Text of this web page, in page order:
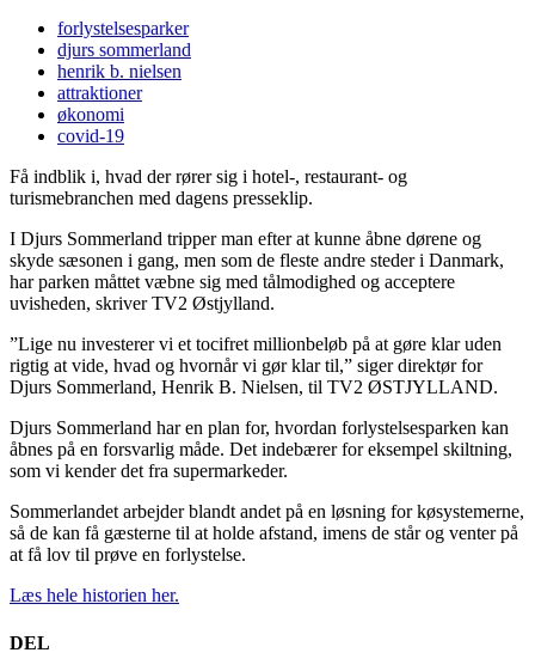
forlystelsesparker
djurs sommerland
henrik b. nielsen
attraktioner
økonomi
covid-19
Få indblik i, hvad der rører sig i hotel-, restaurant- og
turismebranchen med dagens presseklip.
I Djurs Sommerland tripper man efter at kunne åbne dørene og
skyde sæsonen i gang, men som de fleste andre steder i Danmark,
har parken måttet væbne sig med tålmodighed og acceptere
uvisheden, skriver TV2 Østjylland.
”Lige nu investerer vi et tocifret millionbeløb på at gøre klar uden
rigtig at vide, hvad og hvornår vi gør klar til,” siger direktør for
Djurs Sommerland, Henrik B. Nielsen, til TV2 ØSTJYLLAND.
Djurs Sommerland har en plan for, hvordan forlystelsesparken kan
åbnes på en forsvarlig måde. Det indebærer for eksempel skiltning,
som vi kender det fra supermarkeder.
Sommerlandet arbejder blandt andet på en løsning for køsystemerne,
så de kan få gæsterne til at holde afstand, imens de står og venter på
at få lov til prøve en forlystelse.
Læs hele historien her.
DEL